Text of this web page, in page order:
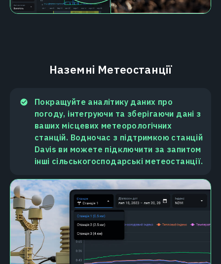
Наземні Метеостанції
Покращуйте аналітику даних про
погоду, інтегруючи та зберігаючи дані з
ваших місцевих метеорологічних
станцій. Водночас з підтримкою станцій
Davis ви можете підключити за запитом
інші сільськогосподарські метеостанції.